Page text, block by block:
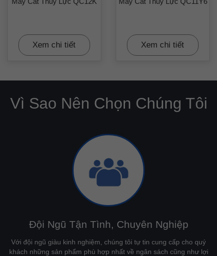
Xem chi tiết Xem chi tiết
Vì Sao Nên Chọn Chúng Tôi
Đội Ngũ Tận Tình, Chuyên Nghiệp
Với đội ngũ giàu kinh nghiệm, chúng tôi tự tin cung cấp cho quý
khách những sản phẩm phù hợp nhất về ngân sách cũng như lợi